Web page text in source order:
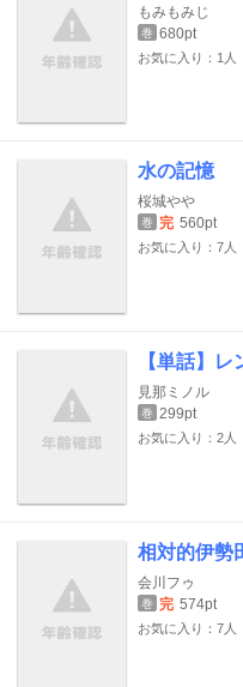
もみもみじ
巻 680pt
お気に入り：1人
水の記憶
桜城やや
巻 完 560pt
お気に入り：7人
【単話】
見那ミノル
巻 299pt
お気に入り：2人
相対的伊勢
会川フゥ
巻 完 574pt
お気に入り：7人